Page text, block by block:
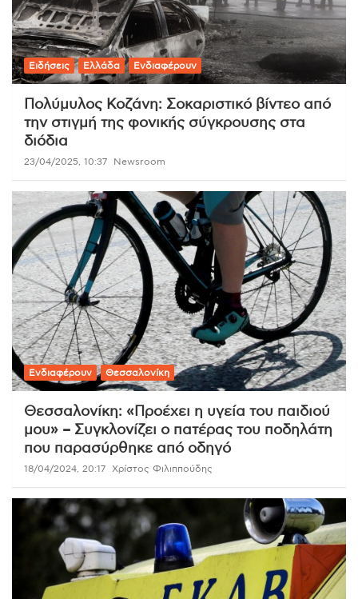
Ειδήσεις Ελλάδα Ενδιαφέρουν
Πολύμυλος Κοζάνη: Σοκαριστικό βίντεο από
την στιγμή της φονικής σύγκρουσης στα
διόδια
23/04/2025, 10:37 Newsroom
Ενδιαφέρουν Θεσσαλονίκη
Θεσσαλονίκη: «Προέχει η υγεία του παιδιού
μου» – Συγκλονίζει ο πατέρας του ποδηλάτη
που παρασύρθηκε από οδηγό
18/04/2024, 20:17 Χρίστος Φιλιππούδης